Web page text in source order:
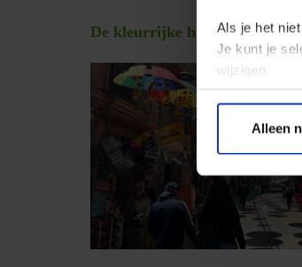
Als je het
Je kunt je
wijzigen.
Alleen
De kleurrijke heksenmarkt